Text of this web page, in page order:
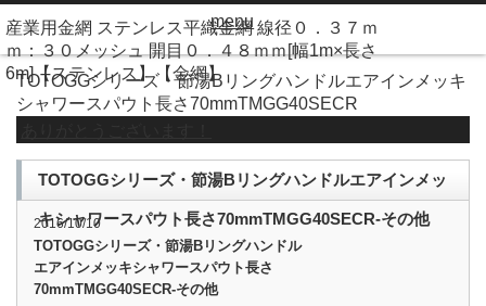
産業用金網 ステンレス平織金網 線径０．３７ｍ
ｍ：３０メッシュ 開目０．４８ｍｍ[幅1m×長さ
6m]【ステンレス】【金網】
menu
TOTOGGシリーズ・節湯Bリングハンドルエアインメッキ
シャワースパウト長さ70mmTMGG40SECR
TOTOGGシリーズ・節湯Bリングハンドルエアインメッ
キシャワースパウト長さ70mmTMGG40SECR-その他
2016/10/10
TOTOGGシリーズ・節湯Bリングハンドル
エアインメッキシャワースパウト長さ
70mmTMGG40SECR-その他